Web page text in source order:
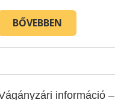
BŐVEBBEN
információ –